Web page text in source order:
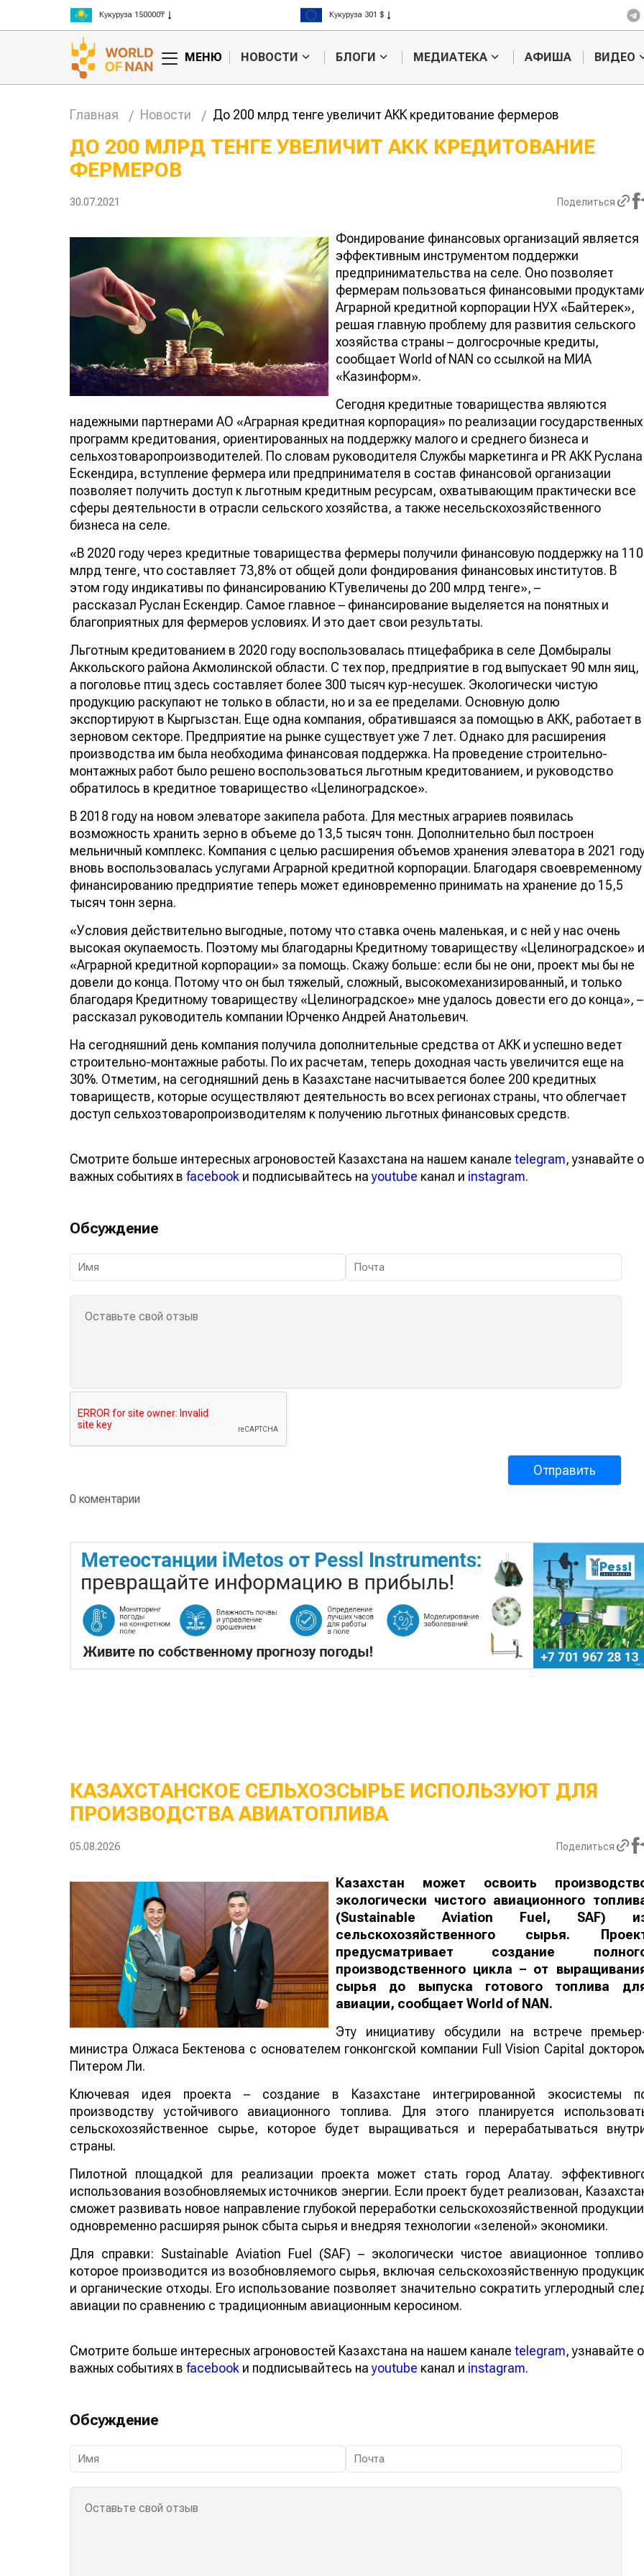
Рис 300000₸
Пшеница 3 класс 125000₸
Рис 408 $
Пшеница 423 $
МЕНЮ НОВОСТИ БЛОГИ МЕДИАТЕКА АФИША ВИДЕО
Главная Новости До 200 млрд тенге увеличит АКК кредитование фермеров
ДО 200 МЛРД ТЕНГЕ УВЕЛИЧИТ АКК КРЕДИТОВАНИЕ
ФЕРМЕРОВ
30.07.2021 Поделиться
Фондирование финансовых организаций является
эффективным инструментом поддержки
предпринимательства на селе. Оно позволяет
фермерам пользоваться финансовыми
Аграрной кредитной корпорации НУХ «Байтерек»,
решая главную проблему для развития сельского
хозяйства страны – долгосрочные кредиты,
сообщает World of NAN со ссылкой на МИА
«Казинформ».
Сегодня кредитные товарищества являются
надежными партнерами АО «Аграрная кредитная корпорация» по реализации государственных
программ кредитования, ориентированных на поддержку малого и среднего бизнеса и
сельхозтоваропроизводителей. По словам руководителя Службы маркетинга и PR АКК Руслана
Ескендира, вступление фермера или предпринимателя в состав финансовой организации
позволяет получить доступ к льготным кредитным ресурсам, охватывающим практически все
сферы деятельности в отрасли сельского хозяйства, а также несельскохозяйственного
бизнеса на селе.
«В 2020 году через кредитные товарищества фермеры получили финансовую поддержку на 110
млрд тенге, что составляет 73,8% от общей доли фондирования финансовых институтов. В
этом году индикативы по финансированию КТувеличены до 200 млрд тенге», –
рассказал Руслан Ескендир. Самое главное – финансирование выделяется на понятных и
благоприятных для фермеров условиях. И это дает свои результаты.
Льготным кредитованием в 2020 году воспользовалась птицефабрика в селе Домбыралы
Аккольского района Акмолинской области. С тех пор, предприятие в год выпускает 90 млн яиц,
а поголовье птиц здесь составляет более 300 тысяч кур-несушек. Экологически чистую
продукцию раскупают не только в области, но и за ее пределами. Основную долю
экспортируют в Кыргызстан. Еще одна компания, обратившаяся за помощью в АКК, работает в
зерновом секторе. Предприятие на рынке существует уже 7 лет. Однако для расширения
производства им была необходима финансовая поддержка. На проведение строительно-
монтажных работ было решено воспользоваться льготным кредитованием, и руководство
обратилось в кредитное товарищество «Целиноградское».
В 2018 году на новом элеваторе закипела работа. Для местных аграриев появилась
возможность хранить зерно в объеме до 13,5 тысяч тонн. Дополнительно был построен
мельничный комплекс. Компания с целью расширения объемов хранения элеватора в 2021
вновь воспользовалась услугами Аграрной кредитной корпорации. Благодаря своевременному
финансированию предприятие теперь может единовременно принимать на хранение до 15,5
тысяч тонн зерна.
«Условия действительно выгодные, потому что ставка очень маленькая, и с ней у нас очень
высокая окупаемость. Поэтому мы благодарны Кредитному товариществу «Целиноградское» и
«Аграрной кредитной корпорации» за помощь. Скажу больше: если бы не они, проект мы бы не
довели до конца. Потому что он был тяжелый, сложный, высокомеханизированный, и только
благодаря Кредитному товариществу «Целиноградское» мне удалось довести его до конца», –
рассказал руководитель компании Юрченко Андрей Анатольевич.
На сегодняшний день компания получила дополнительные средства от АКК и успешно ведет
строительно-монтажные работы. По их расчетам, теперь доходная часть увеличится еще на
30%. Отметим, на сегодняшний день в Казахстане насчитывается более 200 кредитных
товариществ, которые осуществляют деятельность во всех регионах страны, что облегчает
доступ сельхозтоваропроизводителям к получению льготных финансовых средств.
Смотрите больше интересных агроновостей Казахстана на нашем канале telegram, узнавайте о
важных событиях в facebook и подписывайтесь наyoutube канал и instagram.
Обсуждение
0 коментарии
Картофельные
мясного
КАЗАХСТАНСКОЕ СЕЛЬХОЗСЫРЬЕ ИСПОЛЬЗУЮТ ДЛЯ
ПРОИЗВОДСТВА АВИАТОПЛИВА
05.08.2026 Поделиться
Казахстан может освоить
экологически чистого авиационного
(Sustainable Aviation Fuel, SAF)
сельскохозяйственного сырья.
предусматривает создание
производственного цикла – от
сырья до выпуска готового топлива
авиации, сообщает World of NAN .
Эту инициативу обсудили на встрече
министра Олжаса Бектенова с основателем гонконгской компании Full Vision Capital
Питером Ли.
Ключевая идея проекта – создание в Казахстане интегрированной экосистемы
производству устойчивого авиационного топлива. Для этого планируется
сельскохозяйственное сырье, которое будет выращиваться и перерабатываться
страны.
Пилотной площадкой для реализации проекта может стать город Алатау.
использования возобновляемых источников энергии. Если проект будет реализован,
сможет развивать новое направление глубокой переработки сельскохозяйственной
одновременно расширяя рынок сбыта сырья и внедряя технологии «зеленой» экономики.
Для справки: Sustainable Aviation Fuel (SAF) – экологически чистое авиационное
которое производится из возобновляемого сырья, включая сельскохозяйственную
и органические отходы. Его использование позволяет значительно сократить углеродный
авиации по сравнению с традиционным авиационным керосином.
Смотрите больше интересных агроновостей Казахстана на нашем канале telegram, узнавайте о
важных событиях в facebook и подписывайтесь наyoutube канал и instagram.
Обсуждение